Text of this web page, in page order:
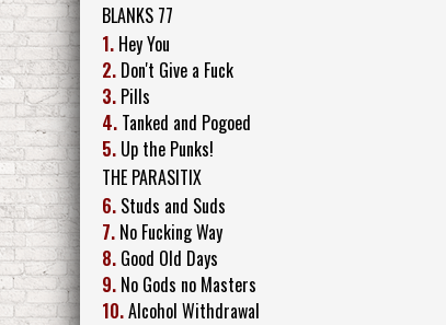
BLANKS 77
1. Hey You
2. Don't Give a Fuck
3. Pills
4. Tanked and Pogoed
5. Up the Punks!
THE PARASITIX
6. Studs and Suds
7. No Fucking Way
8. Good Old Days
9. No Gods no Masters
10.Alcohol Withdrawal